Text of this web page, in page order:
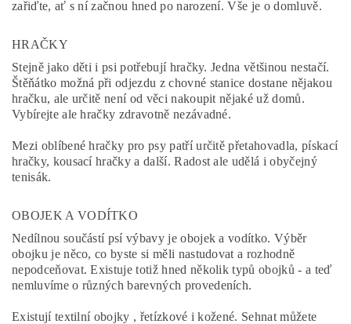
zařiďte, ať s ní začnou hned po narození. Vše je o domluvě.
HRAČKY
Stejně jako děti i psi potřebují hračky. Jedna většinou nestačí.
Štěňátko možná při odjezdu z chovné stanice dostane nějakou
hračku, ale určitě není od věci nakoupit nějaké už domů.
Vybírejte ale hračky zdravotně nezávadné.
Mezi oblíbené hračky pro psy patří určitě přetahovadla, pískací
hračky, kousací hračky a další. Radost ale udělá i obyčejný
tenisák.
OBOJEK A VODÍTKO
Nedílnou součástí psí výbavy je obojek a vodítko. Výběr
obojku je něco, co byste si měli nastudovat a rozhodně
nepodceňovat. Existuje totiž hned několik typů obojků - a teď
nemluvíme o různých barevných provedeních.
Existují textilní obojky , řetízkové i kožené. Sehnat můžete